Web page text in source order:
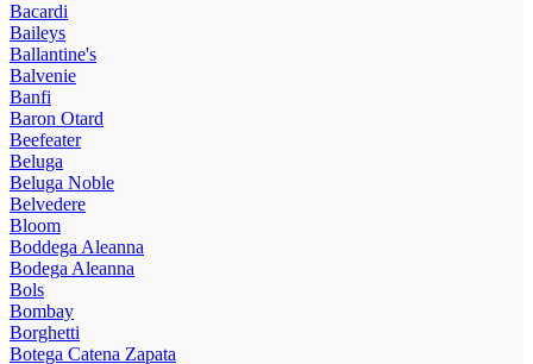
Bacardi
Baileys
Ballantine's
Balvenie
Banfi
Baron Otard
Beefeater
Beluga
Beluga Noble
Belvedere
Bloom
Boddega Aleanna
Bodega Aleanna
Bols
Bombay
Borghetti
Botega Catena Zapata